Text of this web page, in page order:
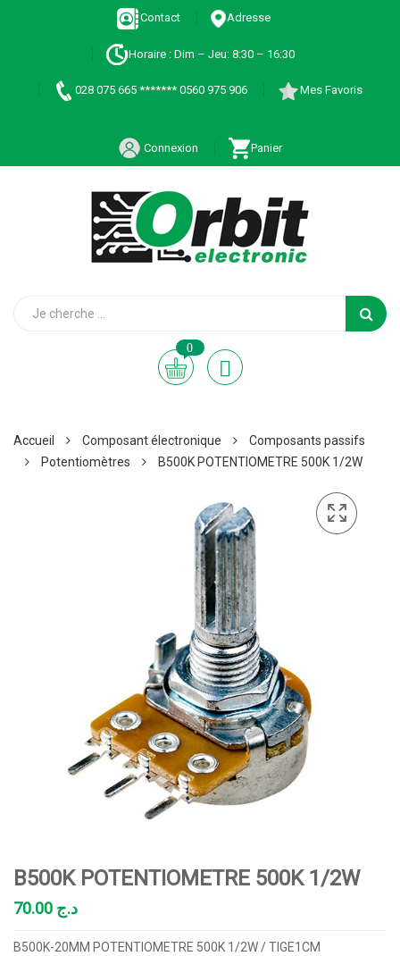
Contact Adresse
Horaire : Dim – Jeu: 8:30 – 16:30
028 075 665 ******* 0560 975 906 Mes Favoris
Connexion Panier
0
Accueil Composant électronique
Composants passifs
Potentiomètres
B500K POTENTIOMETRE 500K 1/2W
B500K POTENTIOMETRE 500K 1/2W
د.ج
B500K-20MM POTENTIOMETRE 500K 1/2W / TIGE1CM